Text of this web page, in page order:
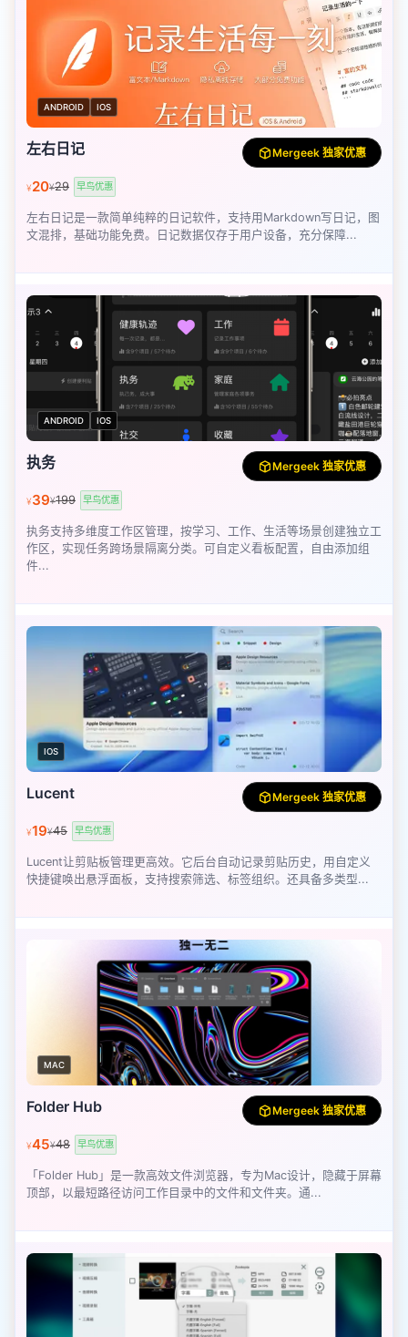
ANDROID IOS
左右日记 Mergeek 独家优惠
¥20¥29 早鸟优惠
左右日记是一款简单纯粹的日记软件，支持用Markdown写日记，图
文混排，基础功能免费。日记数据仅存于用户设备，充分保障...
ANDROID IOS
执务 Mergeek 独家优惠
¥39¥199 早鸟优惠
执务支持多维度工作区管理，按学习、工作、生活等场景创建独立工
作区，实现任务跨场景隔离分类。可自定义看板配置，自由添加组
件...
IOS
Lucent Mergeek 独家优惠
¥19¥45 早鸟优惠
Lucent让剪贴板管理更高效。它后台自动记录剪贴历史，用自定义
快捷键唤出悬浮面板，支持搜索筛选、标签组织。还具备多类型...
MAC
Folder Hub Mergeek 独家优惠
¥45¥48 早鸟优惠
「Folder Hub」是一款高效文件浏览器，专为Mac设计，隐藏于屏幕
顶部，以最短路径访问工作目录中的文件和文件夹。通...